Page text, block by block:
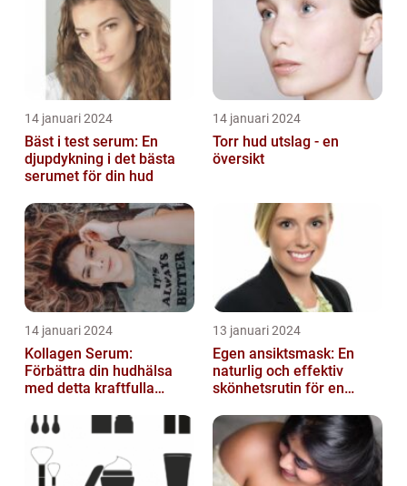
14 januari 2024
Bäst i test serum: En
djupdykning i det bästa
serumet för din hud
14 januari 2024
Torr hud utslag - en
översikt
14 januari 2024
Kollagen Serum:
Förbättra din hudhälsa
med detta kraftfulla
13 januari 2024
Egen ansiktsmask: En
naturlig och effektiv
skönhetsrutin för en